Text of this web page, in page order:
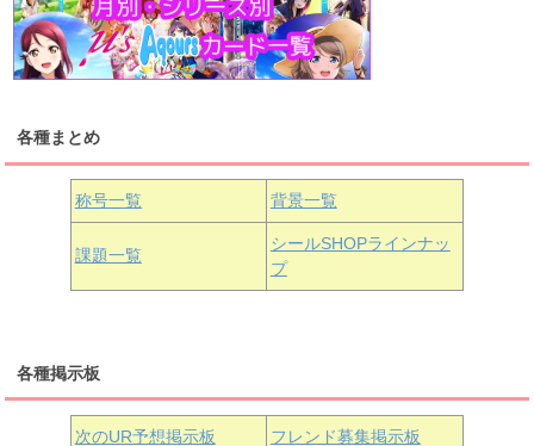
桜内梨子 高海千歌 渡辺曜
浦の星女学院1年生
津島善子 黒澤ルビィ
浦の星女学院3年生
黒澤ダイヤ
上原歩夢 宮下愛 優木せつ菜
虹ヶ咲学園1年生
中須かすみ 天王寺璃奈
各種まとめ
称号一覧 背景一覧
課題一覧
シールSHOPラインナッ
プ
各種掲示板
次のUR予想掲示板 フレンド募集掲示板